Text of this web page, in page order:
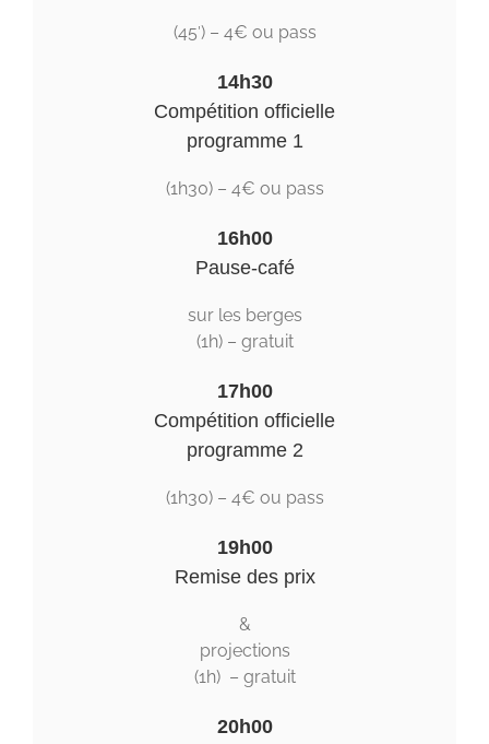
(45′) – 4€ ou pass
14h30
Compétition officielle
programme 1
(1h30) – 4€ ou pass
16h00
Pause-café
sur les berges
(1h) – gratuit
17h00
Compétition officielle
programme 2
(1h30) – 4€ ou pass
19h00
Remise des prix
&
projections
(1h) – gratuit
20h00